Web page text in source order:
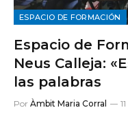
ESPACIO DE FORMACIÓN
Espacio de
Neus Calleja:
las palabras
Por Àmbit Maria Corral